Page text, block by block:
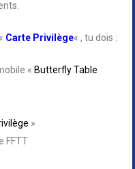
Carte Privilège« , tu dois :
« Butterfly Table
»
FFTT